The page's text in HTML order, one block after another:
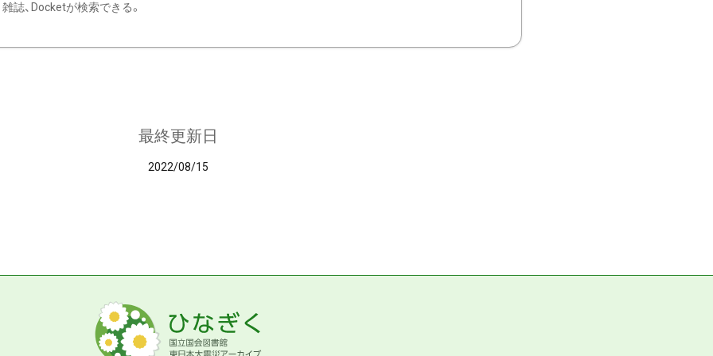
雑誌、Docketが検索できる。
最終更新日
2022/08/15